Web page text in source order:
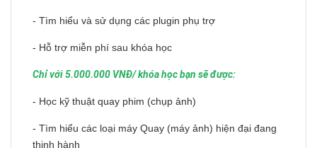
- Tìm hiểu và sử dụng các plugin phụ trợ
- Hỗ trợ miễn phí sau khóa học
Chỉ với 5.000.000 VNĐ/ khóa học bạn sẽ được:
- Học kỹ thuật quay phim (chụp ảnh)
- Tìm hiểu các loại máy Quay (máy ảnh) hiện đại đang
thịnh hành